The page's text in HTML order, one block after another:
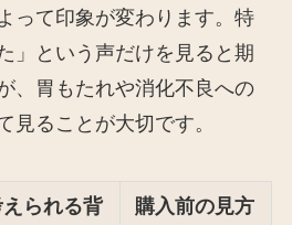
って印象が変わります。特
」という声だけを見ると期
、胃もたれや消化不良への
見ることが大切です。
られる背
購入前の見方